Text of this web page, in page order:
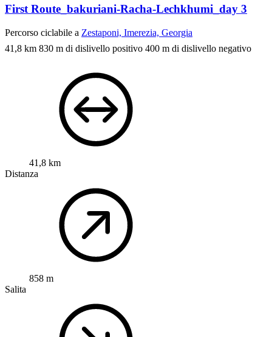
First Route_bakuriani-Racha-Lechkhumi_day 3
Percorso ciclabile a Zestaponi, Imerezia, Georgia
41,8 km 830 m di dislivello positivo 400 m di dislivello negativo
41,8 km
Distanza
858 m
Salita